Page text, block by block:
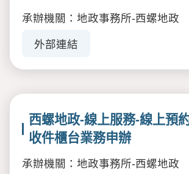
承辦機關：地政事務所-西螺地政
外部連結
西螺地政-線上服務-線上預
收件櫃台業務申辦
承辦機關：地政事務所-西螺地政